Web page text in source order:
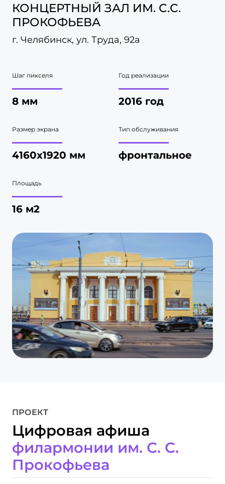
КОНЦЕРТНЫЙ ЗАЛ ИМ. С.С.
ПРОКОФЬЕВА
г. Челябинск, ул. Труда, 92а
Шаг пикселя
8 мм
Год реализации
2016 год
Размер экрана
4160х1920 мм
Тип обслуживания
фронтальное
Площадь
16 м2
ПРОЕКТ
Цифровая афиша
филармонии им. С. С.
Прокофьева